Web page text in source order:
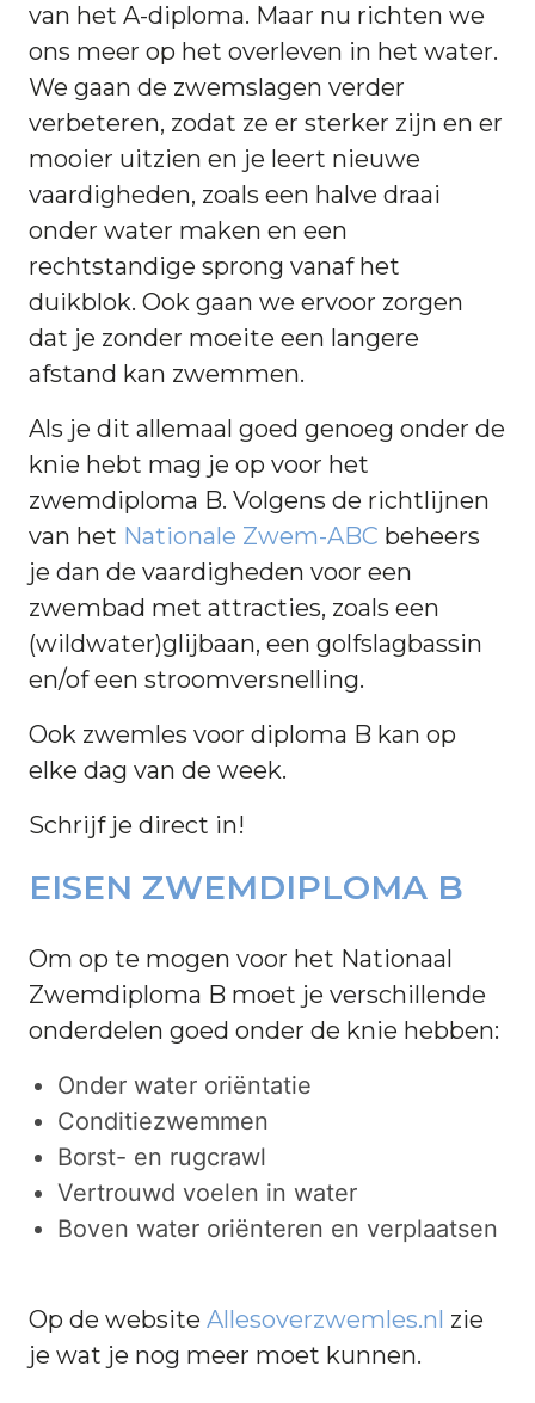
van het A-diploma. Maar nu richten we
ons meer op het overleven in het water.
We gaan de zwemslagen verder
verbeteren, zodat ze er sterker zijn en er
mooier uitzien en je leert nieuwe
vaardigheden, zoals een halve draai
onder water maken en een
rechtstandige sprong vanaf het
duikblok. Ook gaan we ervoor zorgen
dat je zonder moeite een langere
afstand kan zwemmen.
Als je dit allemaal goed genoeg onder de
knie hebt mag je op voor het
zwemdiploma B. Volgens de richtlijnen
van het Nationale Zwem-ABC beheers
je dan de vaardigheden voor een
zwembad met attracties, zoals een
(wildwater)glijbaan, een golfslagbassin
en/of een stroomversnelling.
Ook zwemles voor diploma B kan op
elke dag van de week.
Schrijf je direct in!
EISEN ZWEMDIPLOMA B
Om op te mogen voor het Nationaal
Zwemdiploma B moet je verschillende
onderdelen goed onder de knie hebben:
Onder water oriëntatie
Conditiezwemmen
Borst- en rugcrawl
Vertrouwd voelen in water
Boven water oriënteren en verplaatsen
Op de website Allesoverzwemles.nl zie
je wat je nog meer moet kunnen.